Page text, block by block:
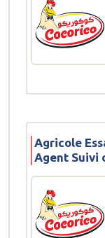
Agricole
Agent Suivi